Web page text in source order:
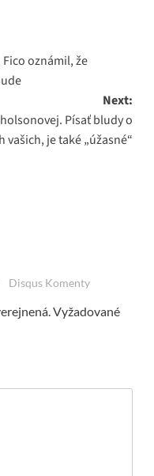
oznámil, že
Next:
Písať bludy o
je také „úžasné“
Disqus Komenty
Vyžadované